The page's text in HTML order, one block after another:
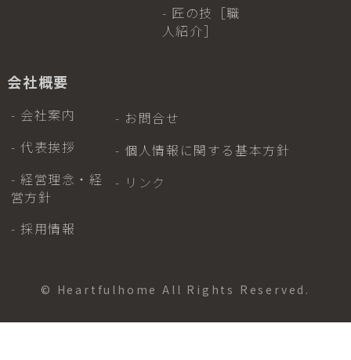
- 匠の技［職
人紹介］
会社概要
- 会社案内
- 代表挨拶
- 経営理念・経
営方針
- 採用情報
- お問合せ
- 個人情報に関する基本方針
- リンク
© Heartfulhome All Rights Reserved.